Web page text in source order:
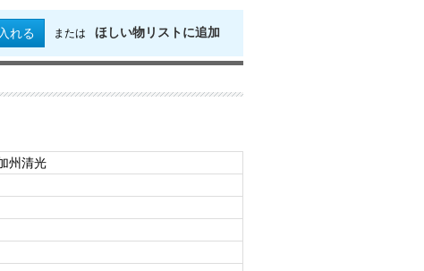
れる または ほしい物リストに追加
州清光